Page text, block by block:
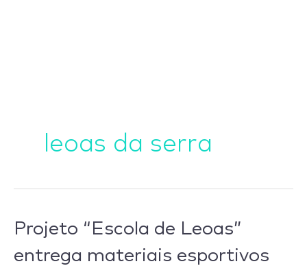
leoas da serra
Projeto “Escola de Leoas”
entrega materiais esportivos
Projeto
“Escola
de